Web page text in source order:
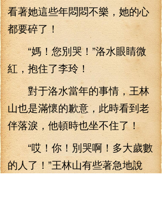
看著她這些年悶悶不樂，她的心
都要碎了！
“媽！您別哭！”洛水眼睛微
紅，抱住了李玲！
對于洛水當年的事情，王林
山也是滿懷的歉意，此時看到老
伴落淚，他頓時也坐不住了！
“哎！你！別哭啊！多大歲數
的人了！”王林山有些著急地說